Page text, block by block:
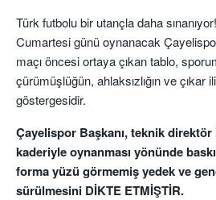
Türk futbolu bir utançla daha sınanıyor!
Cumartesi günü oynanacak
maçı öncesi ortaya çıkan tablo,
çürümüşlüğün, ahlaksızlığın ve çıkar
göstergesidir.
Çayelispor Başkanı, teknik direktör
kaderiyle oynanması yönünde
forma yüzü görmemiş yedek ve
sürülmesini DİKTE ETMİŞTİR.